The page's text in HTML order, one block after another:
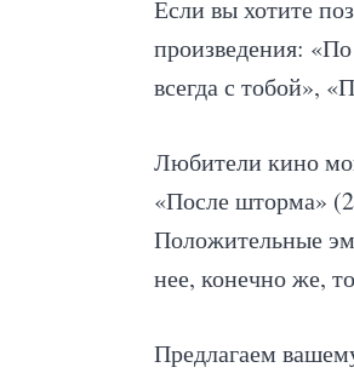
Если вы хотите
произведения:
всегда с тобой»,
Любители кино
«После шторма»
Положительные
нее, конечно же,
Предлагаем